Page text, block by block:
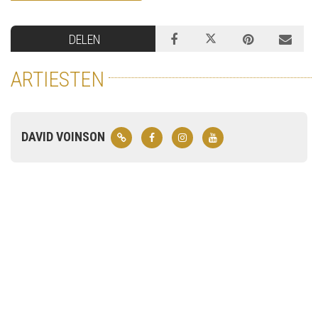
DELEN
ARTIESTEN
DAVID VOINSON